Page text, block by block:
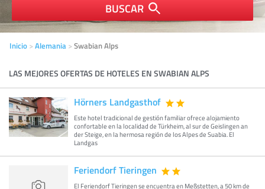
BUSCAR
Inicio Alemania Swabian Alps
LAS MEJORES OFERTAS DE HOTELES EN SWABIAN ALPS
Hörners Landgasthof
Este hotel tradicional de gestión familiar ofrece alojamiento
confortable en la localidad de Türkheim, al sur de Geislingen an
der Steige, en la hermosa región de los Alpes de Suabia. El
Landgas
Feriendorf Tieringen
El Feriendorf Tieringen se encuentra en Meßstetten, a 50 km de